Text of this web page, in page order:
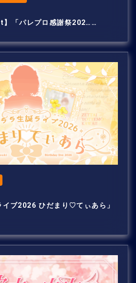
「パレプロ感謝祭202……
イブ2026 ひだまり♡てぃあら」